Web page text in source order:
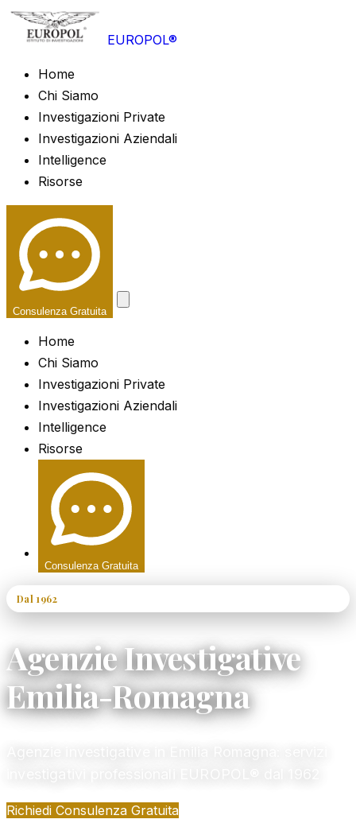
EUROPOL®
Home
Chi Siamo
Investigazioni Private
Investigazioni Aziendali
Intelligence
Risorse
Consulenza Gratuita
Home
Chi Siamo
Investigazioni Private
Investigazioni Aziendali
Intelligence
Risorse
Consulenza Gratuita
Dal 1962
Agenzie Investigative
Emilia-Romagna
Richiedi Consulenza Gratuita